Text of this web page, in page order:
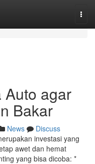
Auto agar
Bakar
News
Discuss
investasi yang
awet dan hemat
yang bisa dicoba: *